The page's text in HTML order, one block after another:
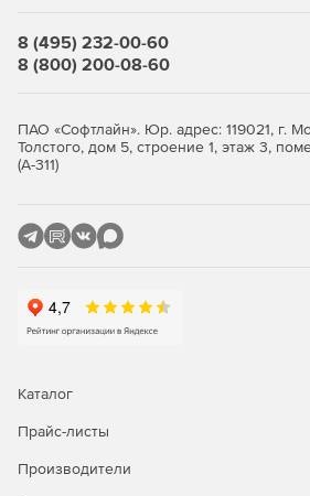
проводящих систем:
паразитных токов и токов утечки
Модуль «Электрическое поле
Модуль «Нестационарное
нелинейных диэлектриках.
для проектирования и анализа
8 (495) 232-00-60
8 (800) 200-08-60
ПАО «Софтлайн». Юр. адрес: 119021, г.
Толстого, дом 5, строение 1, этаж 3,
(А-311)
Каталог
Прайс-листы
Производители